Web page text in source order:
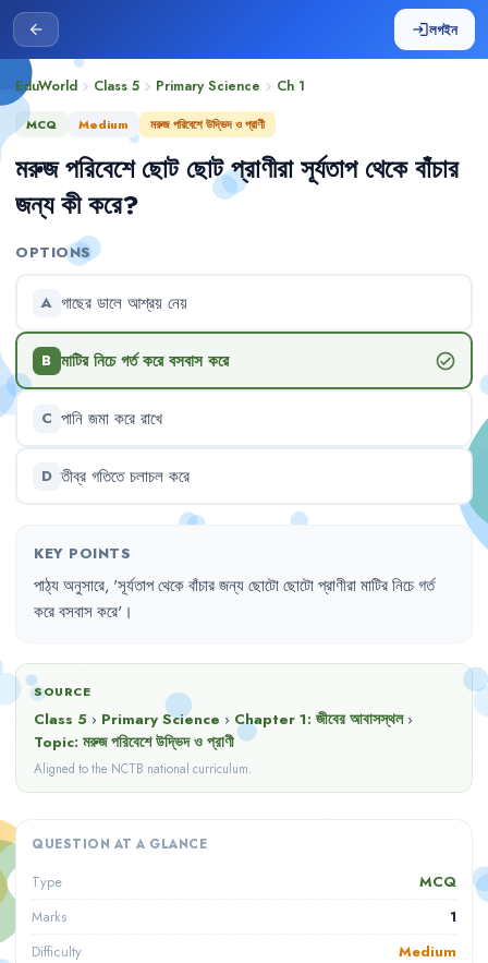
arrow_back loginলগইন
EduWorld chevron_right Class 5 chevron_right Primary Science chevron_right Ch 1
MCQ Medium মরুজ পরিবেশে উদ্ভিদ ও প্রাণী
মরুজ পরিবেশে ছোট ছোট প্রাণীরা সূর্যতাপ থেকে বাঁচার
জন্য কী করে?
OPTIONS
A গাছের ডালে আশ্রয় নেয়
B মাটির নিচে গর্ত করে বসবাস করে check_circle
C পানি জমা করে রাখে
D তীব্র গতিতে চলাচল করে
KEY POINTS
পাঠ্যঅনুসারে, 'সূর্যতাপথেকেবাঁচারজন্যছোটোছোটোপ্রাণীরামাটিরনিচেগর্ত
করেবসবাসকরে'।
SOURCE
Class 5 › Primary Science › Chapter 1: জীবের আবাসস্থল ›
Topic: মরুজ পরিবেশে উদ্ভিদ ও প্রাণী
Aligned to the NCTB national curriculum.
QUESTION AT A GLANCE
Type MCQ
Marks 1
Difficulty Medium